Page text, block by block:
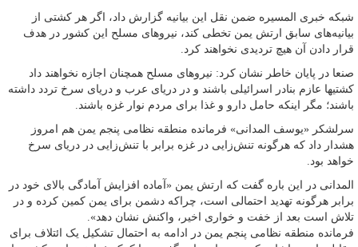
شبکه خبری المسیره ضمن نقل این بیانیه گزارش داد، اگر هر کشتی از
بیانیه‌های سابق ارتش یمن تخطی کند، نیروهای مسلح این کشور در هدف
قرار دادن آن هیچ تردیدی نخواهند کرد.
صنعا در پایان خاطر نشان کرد: نیروهای مسلح همچنان اجازه نخواهند داد
کشتیها عازم بنادر اسرائیلی باشند و در دریای عرب و دریای سرخ تردد داشته
باشند؛ مگر اینکه حامل دارو و غذا برای مردم نوار غزه باشند.
سرلشکر «یوسف المدانی» فرمانده منطقه نظامی پنجم یمن هم امروز
هشدار داد که هرگونه تنش‌زایی در غزه برابر با تنش‌زایی در دریای سرخ
خواهد بود.
المدانی در این باره گفت که ارتش یمن «آماده افزایش آمادگی بالای خود در
برابر هرگونه تهدید احتمالی است، چراکه دشمن برای یمن کمین کرده و در
تلاش است بعد از خفت و خواری‌ اخیر، واکنش نشان دهد».
فرمانده منطقه نظامی پنجم یمن در ادامه به احتمال تشکیل یک ائتلاف برای